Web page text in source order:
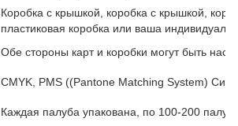
Коробка с крышкой, коробка с крышкой,
пластиковая коробка или ваша
Обе стороны карт и коробки могут быть
CMYK, PMS ((Pantone Matching System)
Каждая палуба упакована, по 100-200 палуб